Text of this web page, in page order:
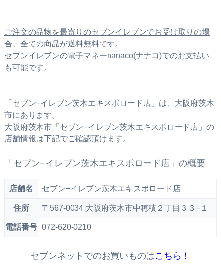
ご注文の品物を最寄りのセブンイレブンでお受け取りの場
合、全ての商品が送料無料です。
セブンイレブンの電子マネーnanaco(ナナコ)でのお支払い
も可能です。
「セブン−イレブン茨木エキスポロード店」は、大阪府茨木
市にあります。
大阪府茨木市「セブン−イレブン茨木エキスポロード店」の
店舗情報は下記でご確認頂けます。
「セブン−イレブン茨木エキスポロード店」の概要
店舗名 セブン−イレブン茨木エキスポロード店
住所 〒567-0034 大阪府茨木市中穂積２丁目３３−１
電話番号 072-620-0210
セブンネットでのお買いものはこちら！